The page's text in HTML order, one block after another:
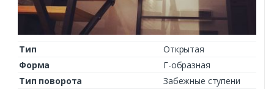
Тип
Открытая
Форма
Г-образная
Тип поворота
Забежные ступени